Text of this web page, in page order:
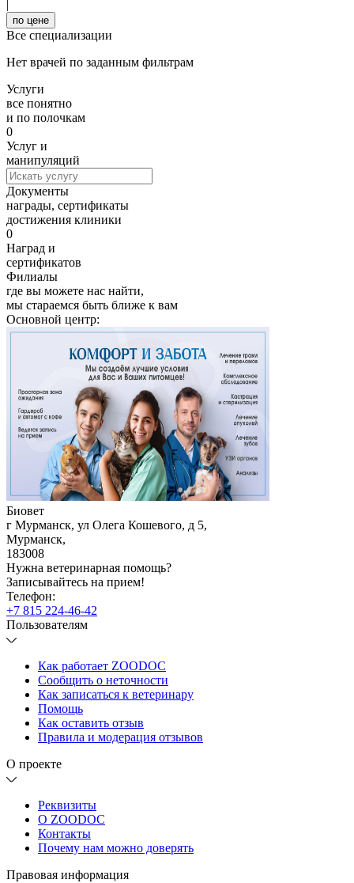
по цене
Все специализации
Нет врачей по заданным фильтрам
Услуги
все понятно
и по полочкам
0
Услуг и
манипуляций
Документы
награды, сертификаты
достижения клиники
0
Наград и
сертификатов
Филиалы
где вы можете нас найти,
мы стараемся быть ближе к вам
Основной центр:
Биовет
г Мурманск, ул Олега Кошевого, д 5,
Мурманск,
183008
Нужна ветеринарная помощь?
Записывайтесь на прием!
Телефон:
+7 815 224-46-42
Пользователям
Как работает ZOODOC
Сообщить о неточности
Как записаться к ветеринару
Помощь
Как оставить отзыв
Правила и модерация отзывов
О проекте
Реквизиты
О ZOODOC
Контакты
Почему нам можно доверять
Правовая информация